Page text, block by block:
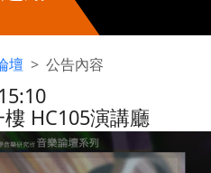
壇
公告內容
15:10
HC105演講廳